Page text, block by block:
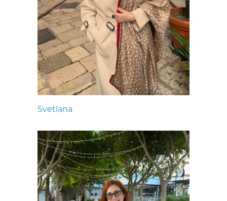
Svetlana